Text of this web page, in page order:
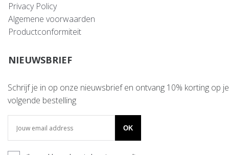
Privacy Policy
Algemene voorwaarden
Productconformiteit
NIEUWSBRIEF
Schrijf je in op onze nieuwsbrief en ontvang 10% korting op je
volgende bestelling
OK